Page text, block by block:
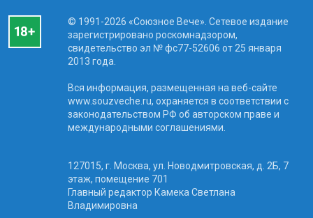
© 1991-2026 «Союзное Вече». Сетевое издание
зарегистрировано роскомнадзором,
свидетельство эл № фc77-52606 от 25 января
2013 года.
Вся информация, размещенная на веб-сайте
www.souzveche.ru, охраняется в соответствии с
законодательством РФ об авторском праве и
международными соглашениями.
127015, г. Москва, ул. Новодмитровская, д. 2Б, 7
этаж, помещение 701
Главный редактор Камека Светлана
Владимировна